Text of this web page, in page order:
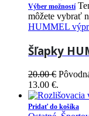
Výber možností
môžete vybrať
HUMMEL
Šľapky
20.00€
13.00 €.
Pridať do košíka